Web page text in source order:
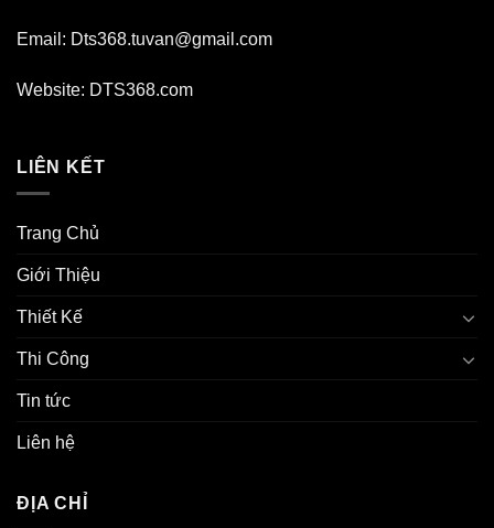
Email: Dts368.tuvan@gmail.com
Website: DTS368.com
LIÊN KẾT
Trang Chủ
Giới Thiệu
Thiết Kế
Thi Công
Tin tức
Liên hệ
ĐỊA CHỈ